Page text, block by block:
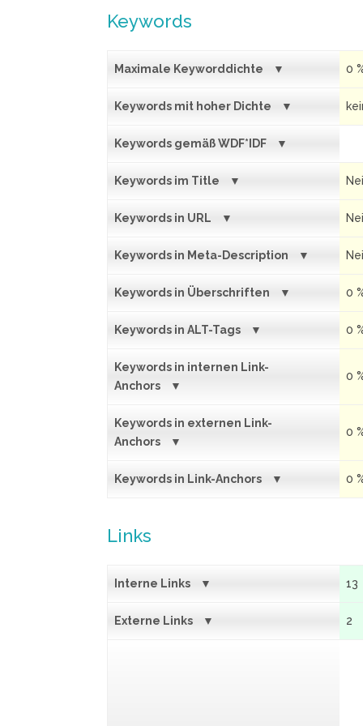
Keywords
Maximale Keyworddichte 0
Keywords mit hoher Dichte
Keywords gemäß WDF*IDF
Keywords im Title
Keywords in URL
Keywords in Meta-Description
Keywords in Überschriften 0
Keywords in ALT-Tags 0
Keywords in internen Link-
Anchors
0
Keywords in externen Link-
Anchors
0
Keywords in Link-Anchors 0
Links
Interne Links 13
Externe Links 2